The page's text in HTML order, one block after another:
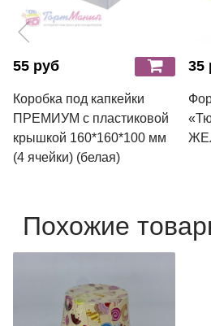
55 руб
Коробка под капкейки
ПРЕМИУМ с пластиковой
крышкой 160*160*100 мм
(4 ячейки) (белая)
35
Похожие